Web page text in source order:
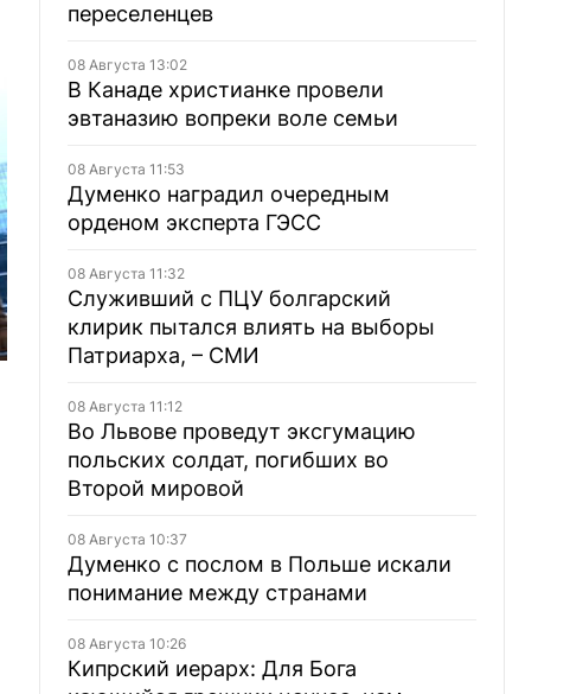
переселенцев
08 Августа 13:02
В Канаде христианке провели
эвтаназию вопреки воле семьи
08 Августа 11:53
Думенко наградил очередным
орденом эксперта ГЭСС
08 Августа 11:32
Служивший с ПЦУ болгарский
клирик пытался влиять на выборы
Патриарха, – СМИ
08 Августа 11:12
Во Львове проведут эксгумацию
польских солдат, погибших во
Второй мировой
08 Августа 10:37
Думенко с послом в Польше искали
понимание между странами
08 Августа 10:26
Кипрский иерарх: Для Бога